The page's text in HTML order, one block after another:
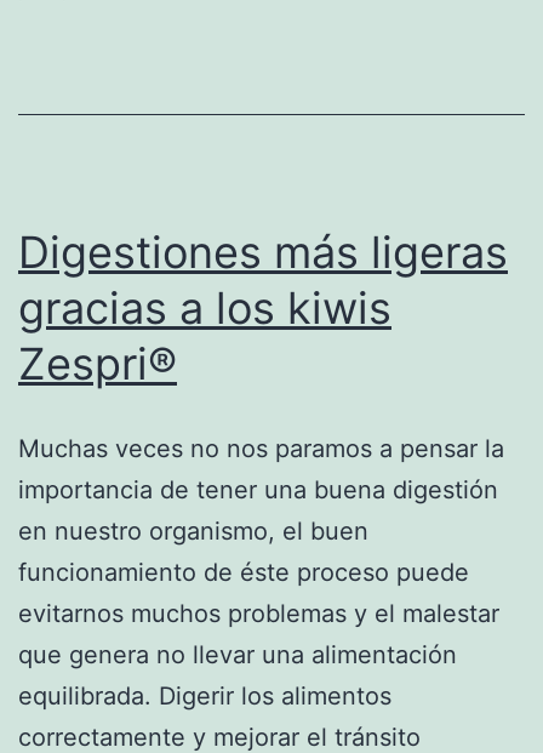
Digestiones más ligeras
gracias a los kiwis
Zespri®
Muchas veces no nos paramos a pensar la
importancia de tener una buena digestión
en nuestro organismo, el buen
funcionamiento de éste proceso puede
evitarnos muchos problemas y el malestar
que genera no llevar una alimentación
equilibrada. Digerir los alimentos
correctamente y mejorar el tránsito